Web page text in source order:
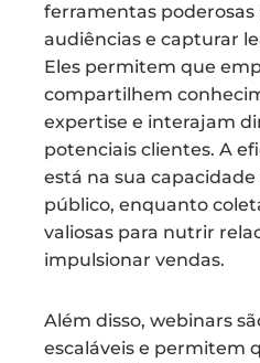
ferramentas poderosas
audiências e capturar
Eles permitem que
compartilhem
expertise e interajam
potenciais clientes. A
está na sua
público, enquanto
valiosas para nutrir
impulsionar vendas.
Além disso, webinars
escaláveis e permitem